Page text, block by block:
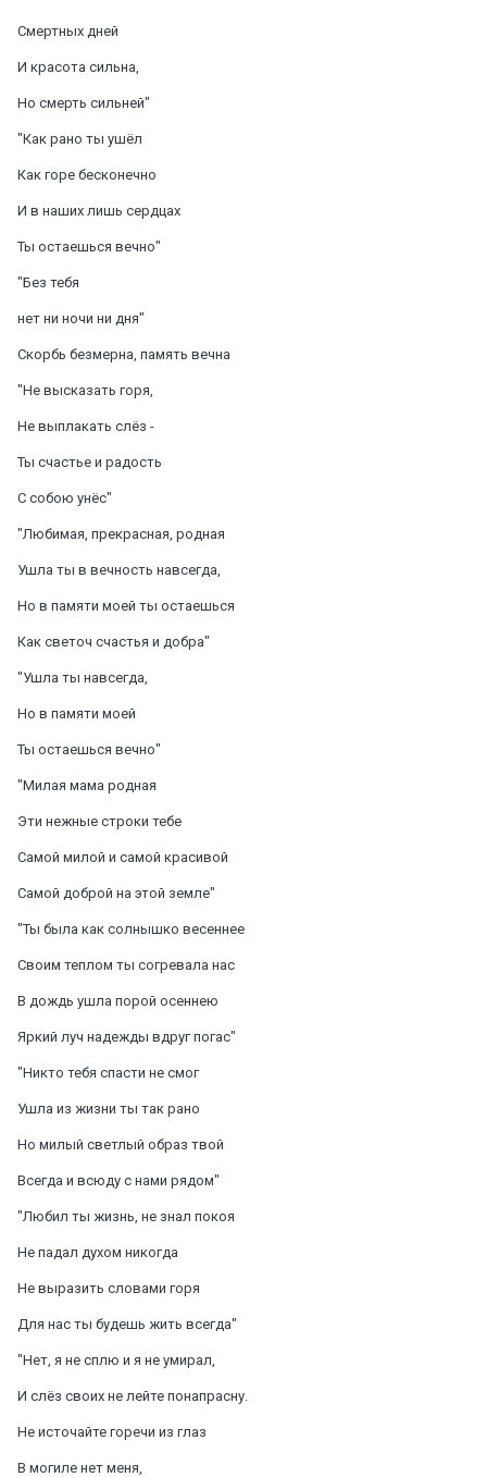
Смертных дней
И красота сильна,
Но смерть сильней"
"Как рано ты ушёл
Как горе бесконечно
И в наших лишь сердцах
Ты остаешься вечно"
"Без тебя
нет ни ночи ни дня"
Скорбь безмерна, память вечна
"Не высказать горя,
Не выплакать слёз -
Ты счастье и радость
С собою унёс"
"Любимая, прекрасная, родная
Ушла ты в вечность навсегда,
Но в памяти моей ты остаешься
Как светоч счастья и добра"
"Ушла ты навсегда,
Но в памяти моей
Ты остаешься вечно"
"Милая мама родная
Эти нежные строки тебе
Самой милой и самой красивой
Самой доброй на этой земле"
"Ты была как солнышко весеннее
Своим теплом ты согревала нас
В дождь ушла порой осеннею
Яркий луч надежды вдруг погас"
"Никто тебя спасти не смог
Ушла из жизни ты так рано
Но милый светлый образ твой
Всегда и всюду с нами рядом"
"Любил ты жизнь, не знал покоя
Не падал духом никогда
Не выразить словами горя
Для нас ты будешь жить всегда"
"Нет, я не сплю и я не умирал,
И слёз своих не лейте понапрасну.
Не источайте горечи из глаз
В могиле нет меня,